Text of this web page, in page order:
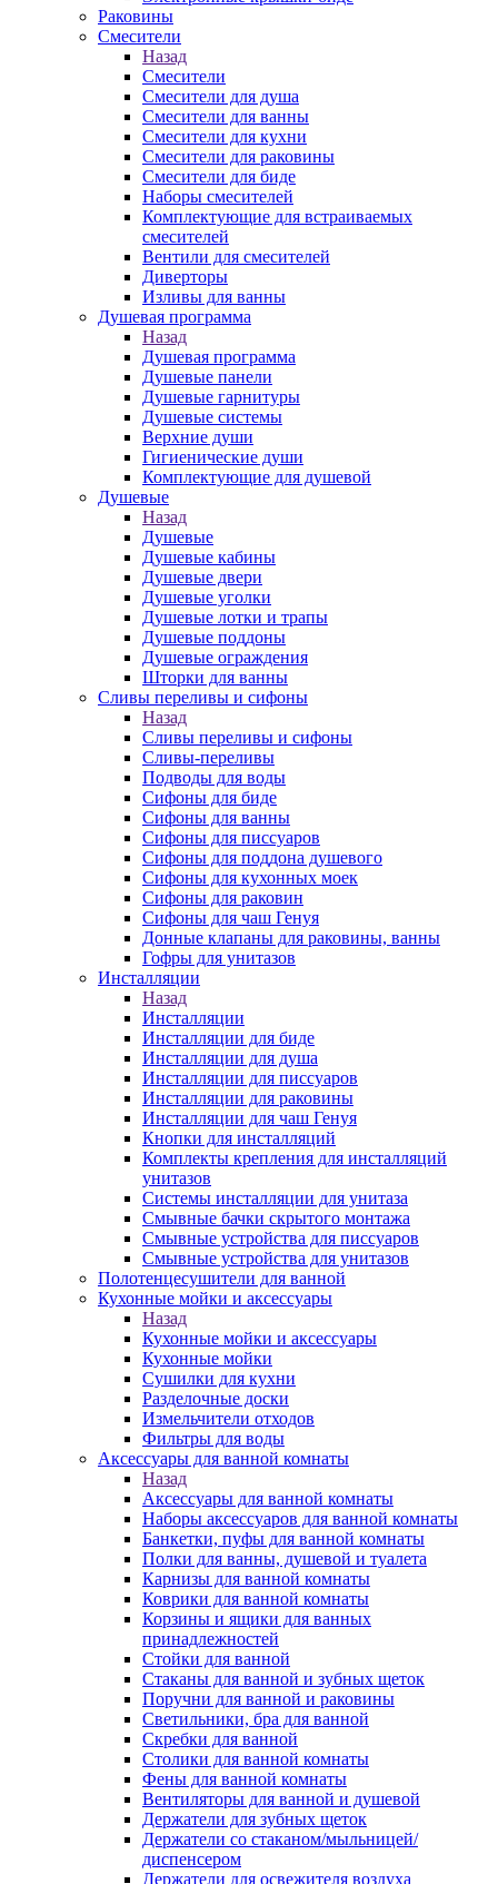
Раковины
Смесители
Назад
Смесители
Смесители для душа
Смесители для ванны
Смесители для кухни
Смесители для раковины
Смесители для биде
Наборы смесителей
Комплектующие для встраиваемых
смесителей
Вентили для смесителей
Диверторы
Изливы для ванны
Душевая программа
Назад
Душевая программа
Душевые панели
Душевые гарнитуры
Душевые системы
Верхние души
Гигиенические души
Комплектующие для душевой
Душевые
Назад
Душевые
Душевые кабины
Душевые двери
Душевые уголки
Душевые лотки и трапы
Душевые поддоны
Душевые ограждения
Шторки для ванны
Сливы переливы и сифоны
Назад
Сливы переливы и сифоны
Сливы-переливы
Подводы для воды
Сифоны для биде
Сифоны для ванны
Сифоны для писсуаров
Сифоны для поддона душевого
Сифоны для кухонных моек
Сифоны для раковин
Сифоны для чаш Генуя
Донные клапаны для раковины, ванны
Гофры для унитазов
Инсталляции
Назад
Инсталляции
Инсталляции для биде
Инсталляции для душа
Инсталляции для писсуаров
Инсталляции для раковины
Инсталляции для чаш Генуя
Кнопки для инсталляций
Комплекты крепления для инсталляций
унитазов
Системы инсталляции для унитаза
Смывные бачки скрытого монтажа
Смывные устройства для писсуаров
Смывные устройства для унитазов
Полотенцесушители для ванной
Кухонные мойки и аксессуары
Назад
Кухонные мойки и аксессуары
Кухонные мойки
Сушилки для кухни
Разделочные доски
Измельчители отходов
Фильтры для воды
Аксессуары для ванной комнаты
Назад
Аксессуары для ванной комнаты
Наборы аксессуаров для ванной комнаты
Банкетки, пуфы для ванной комнаты
Полки для ванны, душевой и туалета
Карнизы для ванной комнаты
Коврики для ванной комнаты
Корзины и ящики для ванных
принадлежностей
Стойки для ванной
Стаканы для ванной и зубных щеток
Поручни для ванной и раковины
Светильники, бра для ванной
Скребки для ванной
Столики для ванной комнаты
Фены для ванной комнаты
Вентиляторы для ванной и душевой
Держатели для зубных щеток
Держатели со стаканом/мыльницей/
диспенсером
Держатели для освежителя воздуха